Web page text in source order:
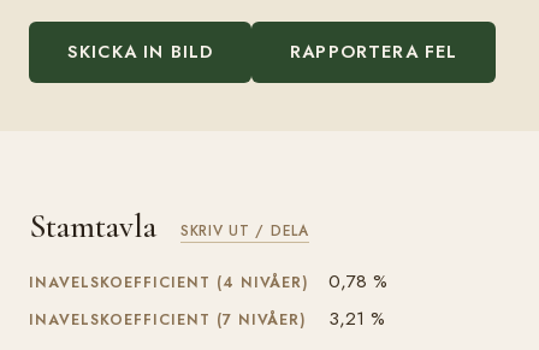
SKICKA IN BILD RAPPORTERA FEL
Stamtavla SKRIV UT / DELA
INAVELSKOEFFICIENT (4 NIVÅER) 0,78 %
INAVELSKOEFFICIENT (7 NIVÅER) 3,21 %